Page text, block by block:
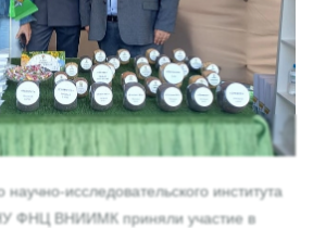
исследовательского института
ФНЦ ВНИИМК приняли участие в